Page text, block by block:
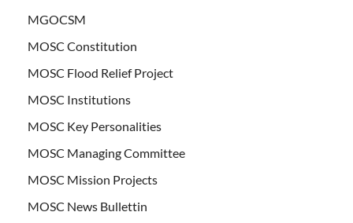
MGOCSM
MOSC Constitution
MOSC Flood Relief Project
MOSC Institutions
MOSC Key Personalities
MOSC Managing Committee
MOSC Mission Projects
MOSC News Bullettin